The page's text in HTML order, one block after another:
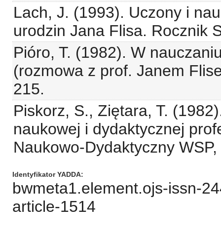
Lach, J. (1993). Uczony i
urodzin Jana Flisa. Rocznik
Pióro, T. (1982). W
(rozmowa z prof. Janem
215.
Piskorz, S., Ziętara, T.
naukowej i dydaktycznej
Naukowo-Dydaktyczny
Identyfikator YADDA
bwmeta1.element.ojs-issn-
article-1514